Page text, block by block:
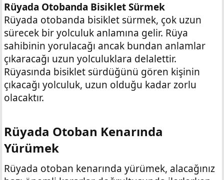
Rüyada Otobanda Bisiklet Sürmek
Rüyada otobanda bisiklet sürmek, çok uzun
sürecek bir yolculuk anlamına gelir. Rüya
sahibinin yorulacağı ancak bundan anlamlar
çıkaracağı uzun yolculuklara delalettir.
Rüyasında bisiklet sürdüğünü gören kişinin
çıkacağı yolculuk, uzun olduğu kadar zorlu
olacaktır.
Rüyada Otoban Kenarında
Yürümek​
Rüyada otoban kenarında yürümek, alacağınız